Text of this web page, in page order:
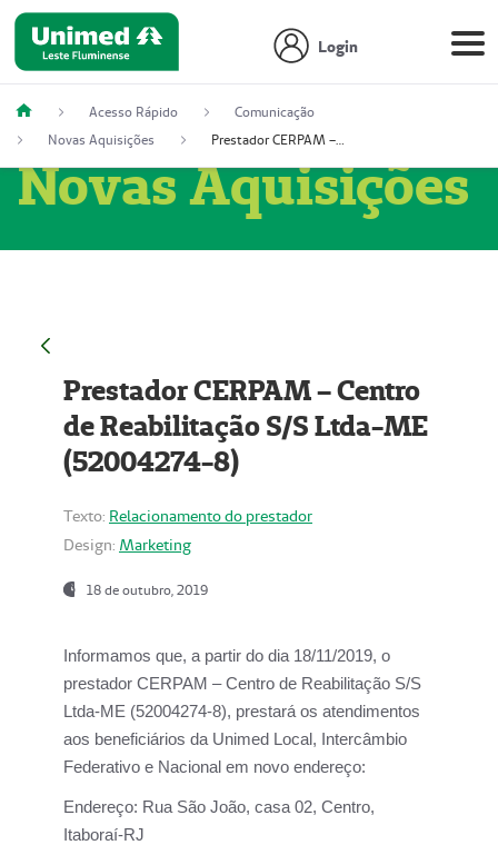
Login
Acesso Rápido
Comunicação
Novas Aquisições
Prestador CERPAM – Centro de Reabilitação S/S Ltda-ME (52004274-8)
Novas Aquisições
Prestador CERPAM – Centro
de Reabilitação S/S Ltda-ME
(52004274-8)
Texto: Relacionamento do prestador
Design: Marketing
18 de outubro, 2019
Informamos que, a partir do dia 18/11/2019, o
prestador CERPAM – Centro de Reabilitação S/S
Ltda-ME (52004274-8), prestará os atendimentos
aos beneficiários da Unimed Local, Intercâmbio
Federativo e Nacional em novo endereço:
Endereço: Rua São João, casa 02, Centro,
Itaboraí-RJ